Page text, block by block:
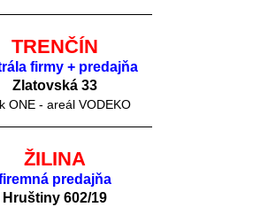
TRENČÍN
firmy + predajňa
Zlatovská 33
ONE - areál VODEKO
ŽILINA
predajňa
Hruštiny 602/19